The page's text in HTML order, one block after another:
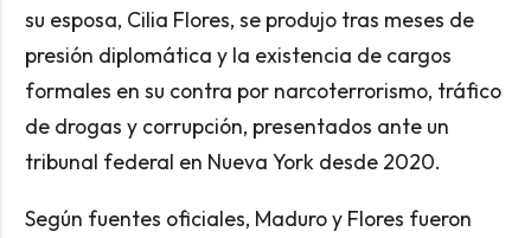
su esposa, Cilia Flores, se produjo tras meses de
presión diplomática y la existencia de cargos
formales en su contra por narcoterrorismo, tráfico
de drogas y corrupción, presentados ante un
tribunal federal en Nueva York desde 2020.
Según fuentes oficiales, Maduro y Flores fueron